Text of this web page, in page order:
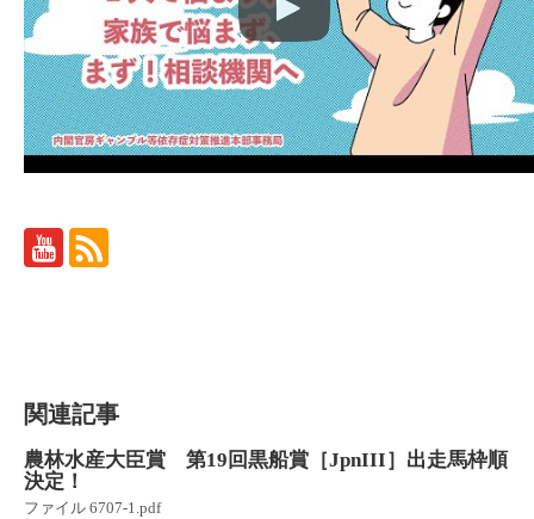
関連記事
農林水産大臣賞 第19回黒船賞［JpnIII］出走馬枠順
決定！
ファイル 6707-1.pdf